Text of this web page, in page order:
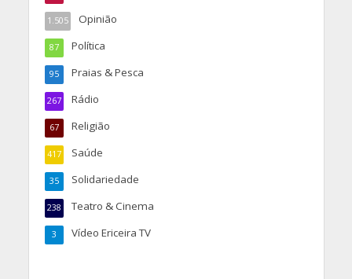
Opinião
1.505
Política
87
Praias & Pesca
95
Rádio
267
Religião
67
Saúde
417
Solidariedade
35
Teatro & Cinema
238
Vídeo Ericeira TV
3